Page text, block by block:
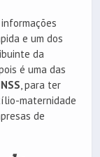
e um dos
da
é uma das
, para ter
maternidade
de